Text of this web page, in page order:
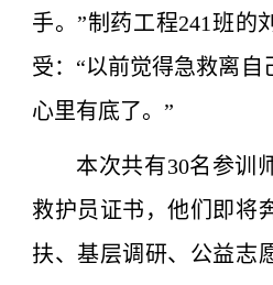
手。”制药工程241班的
受：“以前觉得急救离自
心里有底了。”
本次共有30名参训
救护员证书，他们即将
扶、基层调研、公益志